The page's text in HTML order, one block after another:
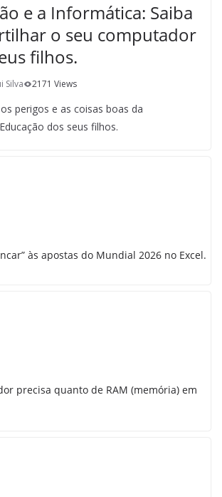
e a Informática: Saiba
o seu computador
filhos.
Silva 2171 Views
perigos e as coisas boas da
dos seus filhos.
às apostas do Mundial 2026 no Excel.
precisa quanto de RAM (memória) em